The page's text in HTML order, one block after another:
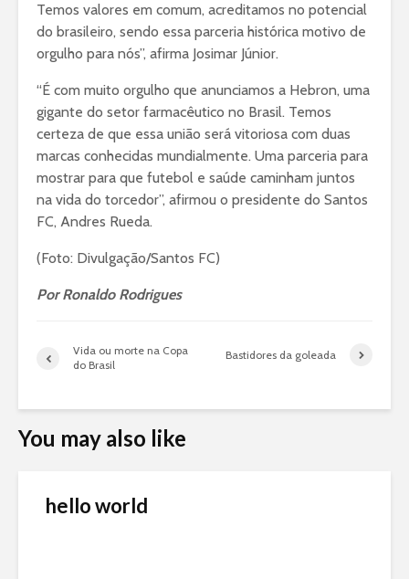
Temos valores em comum, acreditamos no potencial
do brasileiro, sendo essa parceria histórica motivo de
orgulho para nós”, afirma Josimar Júnior.
“É com muito orgulho que anunciamos a Hebron, uma
gigante do setor farmacêutico no Brasil. Temos
certeza de que essa união será vitoriosa com duas
marcas conhecidas mundialmente. Uma parceria para
mostrar para que futebol e saúde caminham juntos
na vida do torcedor”, afirmou o presidente do Santos
FC, Andres Rueda.
(Foto: Divulgação/Santos FC)
Por Ronaldo Rodrigues
Vida ou morte na Copa
do Brasil
Bastidores da goleada
You may also like
hello world